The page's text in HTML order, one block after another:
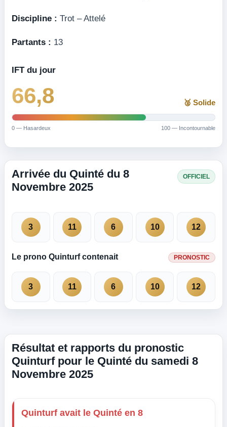
Discipline : Trot – Attelé
Partants : 13
IFT du jour
66,8 🥈 Solide
0 — Hasardeux 100 — Incontournable
Arrivée du Quinté du 8
Novembre 2025
OFFICIEL
3 11 6 10 12
Le prono Quinturf contenait PRONOSTIC
3 11 6 10 12
Résultat et rapports du pronostic
Quinturf pour le Quinté du samedi 8
Novembre 2025
Quinturf avait le Quinté en 8